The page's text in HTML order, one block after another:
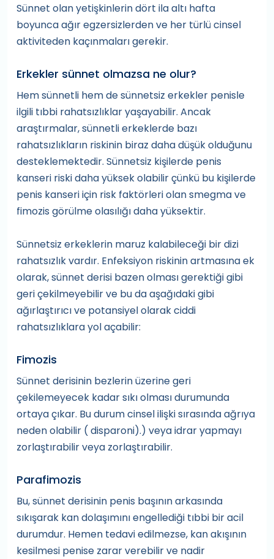
Sünnet olan yetişkinlerin dört ila altı hafta
boyunca ağır egzersizlerden ve her türlü cinsel
aktiviteden kaçınmaları gerekir.
Erkekler sünnet olmazsa ne olur?
Hem sünnetli hem de sünnetsiz erkekler penisle
ilgili tıbbi rahatsızlıklar yaşayabilir. Ancak
araştırmalar, sünnetli erkeklerde bazı
rahatsızlıkların riskinin biraz daha düşük olduğunu
desteklemektedir. Sünnetsiz kişilerde penis
kanseri riski daha yüksek olabilir çünkü bu kişilerde
penis kanseri için risk faktörleri olan smegma ve
fimozis görülme olasılığı daha yüksektir.
Sünnetsiz erkeklerin maruz kalabileceği bir dizi
rahatsızlık vardır. Enfeksiyon riskinin artmasına ek
olarak, sünnet derisi bazen olması gerektiği gibi
geri çekilmeyebilir ve bu da aşağıdaki gibi
ağırlaştırıcı ve potansiyel olarak ciddi
rahatsızlıklara yol açabilir:
Fimozis
Sünnet derisinin bezlerin üzerine geri
çekilemeyecek kadar sıkı olması durumunda
ortaya çıkar. Bu durum cinsel ilişki sırasında ağrıya
neden olabilir ( disparoni).) veya idrar yapmayı
zorlaştırabilir veya zorlaştırabilir.
Parafimozis
Bu, sünnet derisinin penis başının arkasında
sıkışarak kan dolaşımını engellediği tıbbi bir acil
durumdur. Hemen tedavi edilmezse, kan akışının
kesilmesi penise zarar verebilir ve nadir